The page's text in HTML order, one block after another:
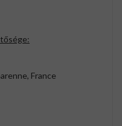
France